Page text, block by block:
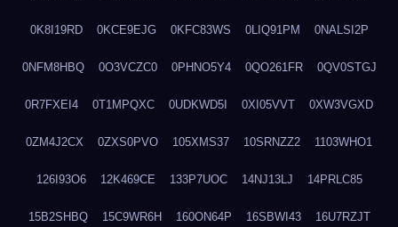
0K8I19RD 0KCE9EJG 0KFC83WS 0LIQ91PM 0NALSI2P
0NFM8HBQ 0O3VCZC0 0PHNO5Y4 0QO261FR 0QV0STGJ
0R7FXEI4 0T1MPQXC 0UDKWD5I 0XI05VVT 0XW3VGXD
0ZM4J2CX 0ZXS0PVO 105XMS37 10SRNZZ2 1103WHO1
126I93O6 12K469CE 133P7UOC 14NJ13LJ 14PRLC85
15B2SHBQ 15C9WR6H 160ON64P 16SBWI43 16U7RZJT